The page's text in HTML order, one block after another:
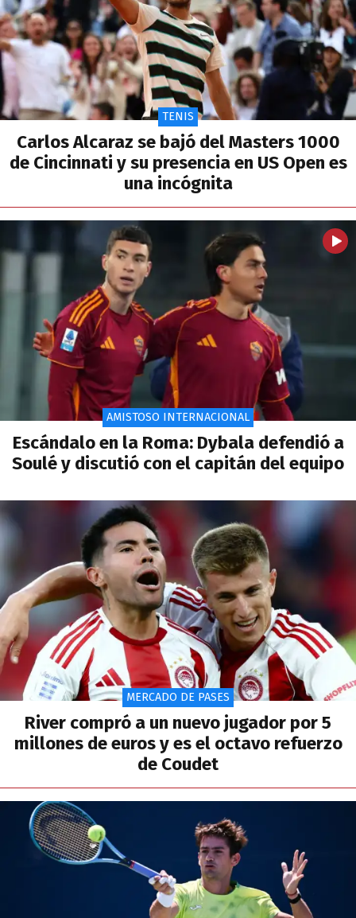
TENIS
Carlos Alcaraz se bajó del Masters 1000
de Cincinnati y su presencia en US Open es
una incógnita
AMISTOSO INTERNACIONAL
Escándalo en la Roma: Dybala defendió a
Soulé y discutió con el capitán del equipo
MERCADO DE PASES
River compró a un nuevo jugador por 5
millones de euros y es el octavo refuerzo
de Coudet